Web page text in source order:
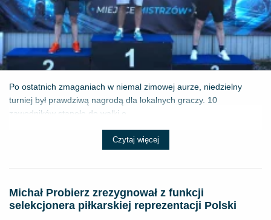
Po ostatnich zmaganiach w niemal zimowej aurze, niedzielny
turniej był prawdziwą nagrodą dla lokalnych graczy. 10
zawodników stanęło do walki o ...
Czytaj więcej
Michał Probierz zrezygnował z funkcji
selekcjonera piłkarskiej reprezentacji Polski